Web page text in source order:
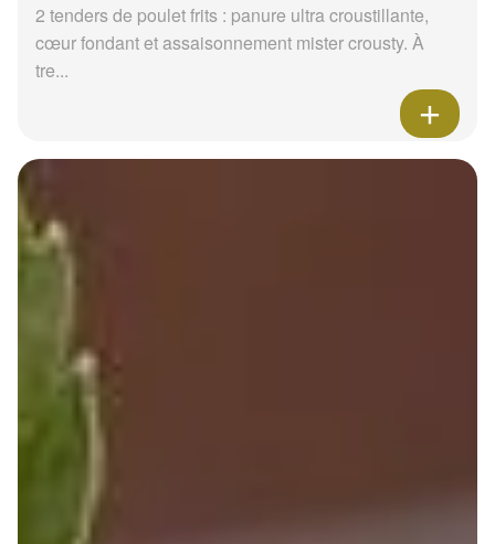
2 tenders de poulet frits : panure ultra croustillante,
cœur fondant et assaisonnement mister crousty. À
tre...